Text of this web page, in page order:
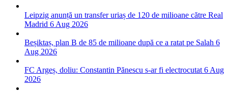
Leipzig anunță un transfer uriaș de 120 de milioane către Real
Madrid 6 Aug 2026
Beșiktaș, plan B de 85 de milioane după ce a ratat pe Salah 6
Aug 2026
FC Argeș, doliu: Constantin Pănescu s-ar fi electrocutat 6 Aug
2026